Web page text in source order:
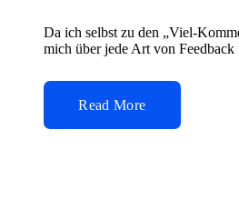
Da ich selbst zu den „Viel-
mich über jede Art von
Read More